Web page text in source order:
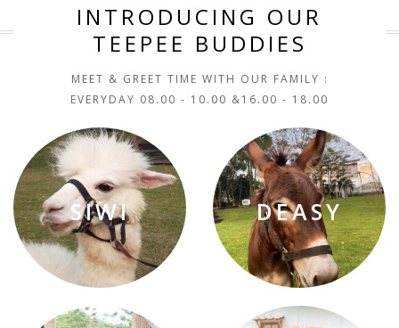
INTRODUCING OUR
TEEPEE BUDDIES
MEET & GREET TIME WITH OUR FAMILY :
EVERYDAY 08.00 - 10.00 &16.00 - 18.00
SIWI DEASY